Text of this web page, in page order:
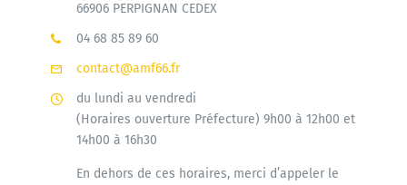
66906 PERPIGNAN CEDEX
04 68 85 89 60
contact@amf66.fr
du lundi au vendredi
(Horaires ouverture Préfecture) 9h00 à 12h00 et
14h00 à 16h30
En dehors de ces horaires, merci d’appeler le